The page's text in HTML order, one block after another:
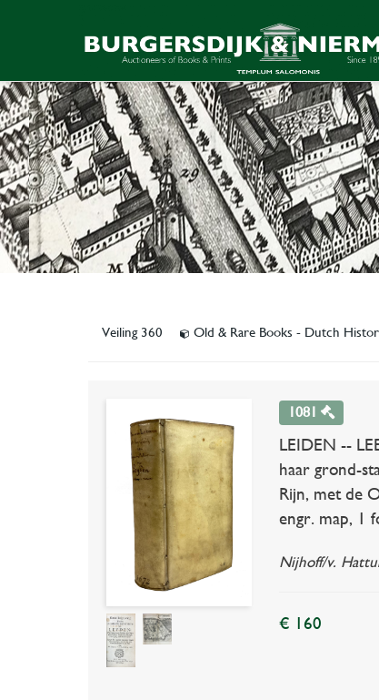
Veiling 360 Old & Rare Books - Dutch
1081
LEIDEN --
haar grond-
Rijn, met de
engr. map, 1
Nijhoff/v.
€ 160